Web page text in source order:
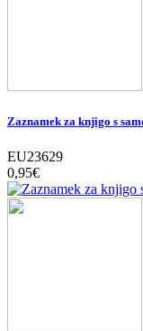
Zaznamek za knjigo s
EU23629
0,95‎€